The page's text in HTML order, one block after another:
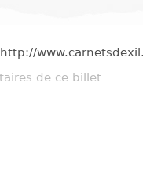
de ce billet